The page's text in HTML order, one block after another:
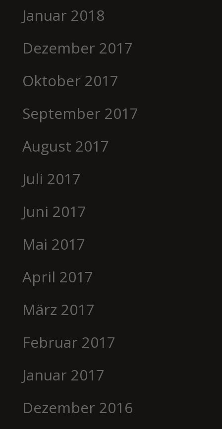
Januar 2018
Dezember 2017
Oktober 2017
September 2017
August 2017
Juli 2017
Juni 2017
Mai 2017
April 2017
März 2017
Februar 2017
Januar 2017
Dezember 2016